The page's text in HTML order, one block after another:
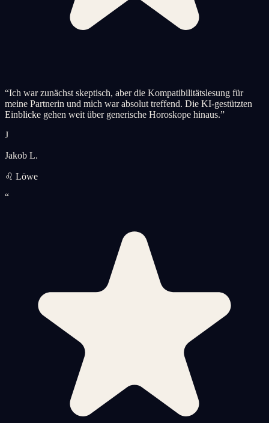
“Ich war zunächst skeptisch, aber die Kompatibilitätslesung für
meine Partnerin und mich war absolut treffend. Die KI-gestützten
Einblicke gehen weit über generische Horoskope hinaus.”
J
Jakob L.
♌ Löwe
“